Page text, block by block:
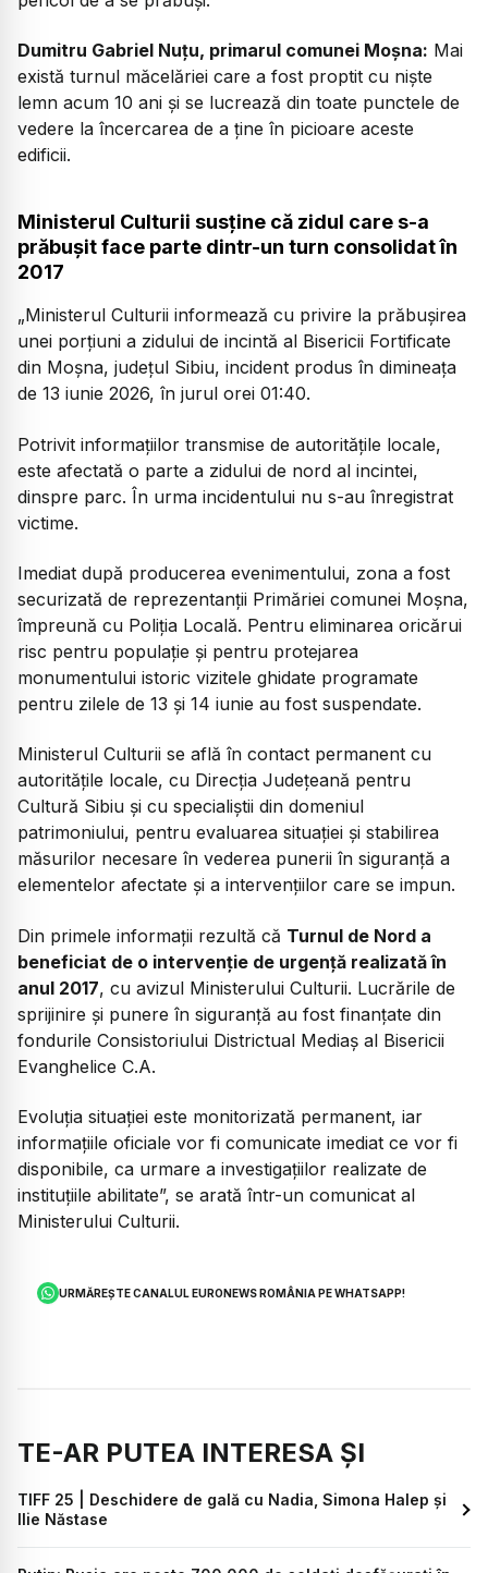
Dumitru Gabriel Nuțu, primarul comunei Moșna: Mai
există turnul măcelăriei care a fost proptit cu niște
lemn acum 10 ani și se lucrează din toate punctele de
vedere la încercarea de a ține în picioare aceste
edificii.
Ministerul Culturii susține că zidul care s-a
prăbușit face parte dintr-un turn consolidat în
2017
„Ministerul Culturii informează cu privire la prăbușirea
unei porțiuni a zidului de incintă al Bisericii Fortificate
din Moșna, județul Sibiu, incident produs în dimineața
de 13 iunie 2026, în jurul orei 01:40.
Potrivit informațiilor transmise de autoritățile locale,
este afectată o parte a zidului de nord al incintei,
dinspre parc. În urma incidentului nu s-au înregistrat
victime.
Imediat după producerea evenimentului, zona a fost
securizată de reprezentanții Primăriei comunei Moșna,
împreună cu Poliția Locală. Pentru eliminarea oricărui
risc pentru populație și pentru protejarea
monumentului istoric vizitele ghidate programate
pentru zilele de 13 și 14 iunie au fost suspendate.
Ministerul Culturii se află în contact permanent cu
autoritățile locale, cu Direcția Județeană pentru
Cultură Sibiu și cu specialiștii din domeniul
patrimoniului, pentru evaluarea situației și stabilirea
măsurilor necesare în vederea punerii în siguranță a
elementelor afectate și a intervențiilor care se impun.
Din primele informații rezultă că Turnul de Nord a
beneficiat de o intervenție de urgență realizată în
anul 2017, cu avizul Ministerului Culturii. Lucrările de
sprijinire și punere în siguranță au fost finanțate din
fondurile Consistoriului Districtual Mediaș al Bisericii
Evanghelice C.A.
Evoluția situației este monitorizată permanent, iar
informațiile oficiale vor fi comunicate imediat ce vor fi
disponibile, ca urmare a investigațiilor realizate de
instituțiile abilitate”, se arată într-un comunicat al
Ministerului Culturii.
URMĂREȘTE CANALUL EURONEWS ROMÂNIA PE WHATSAPP!
TE-AR PUTEA INTERESA ȘI
TIFF 25 | Deschidere de gală cu Nadia, Simona Halep și
Ilie Năstase